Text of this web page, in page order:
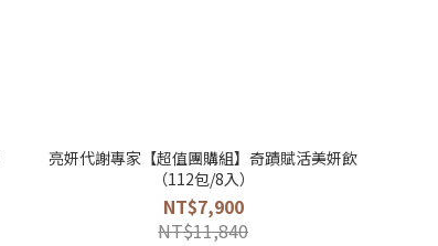
亮妍代謝專家【超值團購組】奇蹟賦活美妍飲
（112包/8入）
NT$7,900
NT$11,840